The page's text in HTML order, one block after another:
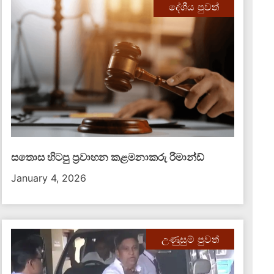
දේශීය පුවත්
සතොස හිටපු ප්‍රවාහන කළමනාකරු රිමාන්ඩ්
January 4, 2026
උණුසුම් පුවත්